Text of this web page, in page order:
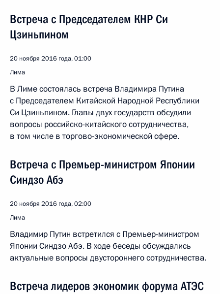
Встреча с Председателем КНР Си
Цзиньпином
20 ноября 2016 года, 01:00
Лима
В Лиме состоялась встреча Владимира Путина
с Председателем Китайской Народной Республики
Си Цзиньпином. Главы двух государств обсудили
вопросы российско-китайского сотрудничества,
в том числе в торгово-экономической сфере.
Встреча с Премьер-министром Японии
Синдзо Абэ
20 ноября 2016 года, 02:00
Лима
Владимир Путин встретился с Премьер-министром
Японии Синдзо Абэ. В ходе беседы обсуждались
актуальные вопросы двустороннего сотрудничества.
Встреча лидеров экономик форума АТЭС